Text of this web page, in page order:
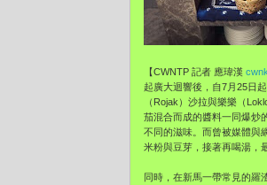
【CWNTP 記者 應瑋漢
起廣大迴響後，自7月25日
（Rojak）沙拉與樂樂（
茄混合而成的醬料一同爆炒
不同的滋味。而曾被媒體與
米粉與豆芽，接著再喝湯，
同時，在新馬一帶常見的羅